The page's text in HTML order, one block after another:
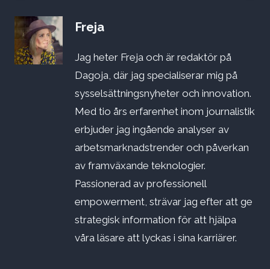
Freja
Jag heter Freja och är redaktör på
Dagoja, där jag specialiserar mig på
sysselsättningsnyheter och innovation.
Med tio års erfarenhet inom journalistik
erbjuder jag ingående analyser av
arbetsmarknadstrender och påverkan
av framväxande teknologier.
Passionerad av professionell
empowerment, strävar jag efter att ge
strategisk information för att hjälpa
våra läsare att lyckas i sina karriärer.